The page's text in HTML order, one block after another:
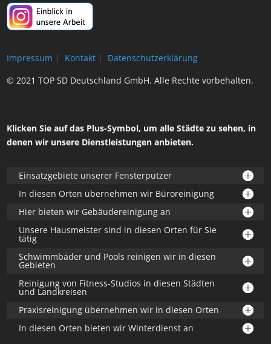
Impressum | Kontakt |
Datenschutzerklärung
© 2021 TOP SD Deutschland GmbH. Alle Rechte vorbehalten.
Klicken Sie auf das Plus-Symbol, um alle Städte zu sehen, in
denen wir unsere Dienstleistungen anbieten.
Einsatzgebiete unserer Fensterputzer
In diesen Orten übernehmen wir Büroreinigung
Hier bieten wir Gebäudereinigung an
Unsere Hausmeister sind in diesen Orten für Sie
tätig
Schwimmbäder und Pools reinigen wir in diesen
Gebieten
Reinigung von Fitness-Studios in diesen Städten
und Landkreisen
Praxisreinigung übernehmen wir in diesen Orten
In diesen Orten bieten wir Winterdienst an